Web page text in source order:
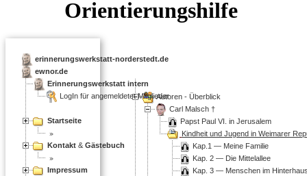
Orientierungshilfe
Autoren - Überblick
Carl Malsch †
Papst Paul VI. in Jerusalem
Kindheit und Jugend in Weimarer
Kap.1 — Meine Familie
Kap. 2 — Die Mittelallee
Kap. 3 — Menschen im
erinnerungswerkstatt-norderstedt.de
ewnor.de
Erinnerungswerkstatt intern
LogIn für angemeldetet Mitglieder
Startseite
Kontakt & Gästebuch
Impressum